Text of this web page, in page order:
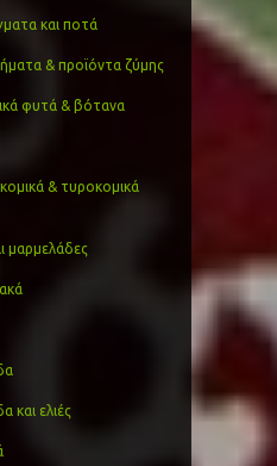
και ποτά
& προϊόντα ζύμης
φυτά & βότανα
& τυροκομικά
μαρμελάδες
και ελιές